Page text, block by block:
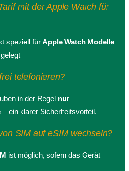
mit der Apple Watch für
speziell für Apple Watch Modelle
telefonieren?
in der Regel nur
– ein klarer Sicherheitsvorteil.
SIM auf eSIM wechseln?
ist möglich, sofern das Gerät